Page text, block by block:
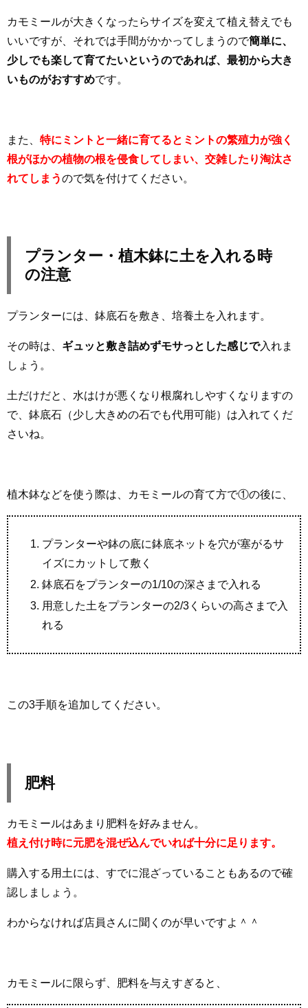
カモミールが大きくなったらサイズを変えて植え替えでも
いいですが、それでは手間がかかってしまうので簡単に、
少しでも楽して育てたいというのであれば、最初から大き
いものがおすすめです。
また、 特にミントと一緒に育てるとミントの繁殖力が強く
根がほかの植物の根を侵食してしまい、交雑したり淘汰さ
れてしまうので気を付けてください。
プランター・植木鉢に土を入れる時
の注意
プランターには、鉢底石を敷き、培養土を入れます。
その時は、 ギュッと敷き詰めずモサっとした感じで入れま
しょう。
土だけだと、水はけが悪くなり根腐れしやすくなりますの
で、鉢底石（少し大きめの石でも代用可能）は入れてくだ
さいね。
植木鉢などを使う際は、カモミールの育て方で①の後に、
プランターや鉢の底に鉢底ネットを穴が塞がるサ
イズにカットして敷く
鉢底石をプランターの1/10の深さまで入れる
用意した土をプランターの2/3くらいの高さまで入
れる
この3手順を追加してください。
肥料
カモミールはあまり肥料を好みません。
植え付け時に元肥を混ぜ込んでいれば十分に足ります。
購入する用土には、すでに混ざっていることもあるので確
認しましょう。
わからなければ店員さんに聞くのが早いですよ＾＾
カモミールに限らず、肥料を与えすぎると、